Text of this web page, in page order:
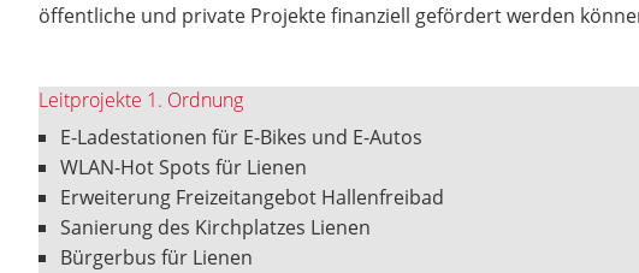
öffentliche und private Projekte finanziell gefördert werden
Leitprojekte 1. Ordnung
E-Ladestationen für E-Bikes und E-Autos
WLAN-Hot Spots für Lienen
Erweiterung Freizeitangebot Hallenfreibad
Sanierung des Kirchplatzes Lienen
Bürgerbus für Lienen